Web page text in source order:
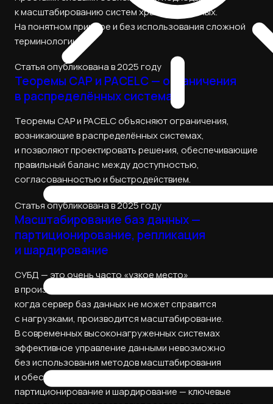
к масштабированию систем хранения данных.
На понятном примере и без использования сложной
терминологии.
Статья опубликована в 2025 году
Теоремы CAP и PACELC — ограничения
в распределённых системах
Теоремы CAP и PACELC объясняют ограничения,
возникающие в распределённых системах,
и позволяют проектировать решения, обеспечивающие
правильный баланс между доступностью,
согласованностью и быстродействием.
Статья опубликована в 2025 году
Масштабирование баз данных —
партиционирование, репликация
и шардирование
СУБД — это очень часто «узкое место»
в производительности веб‑приложений. В момент,
когда сервер баз данных не может справится
с нагрузками, производится масштабирование.
В современных высоконагруженных системах
эффективное управление данными невозможно
без использования методов масштабирования
и обеспечения отказоустойчивости. Репликация,
партиционирование и шардирование — ключевые